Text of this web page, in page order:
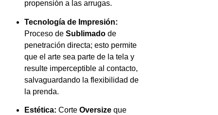
propensión a las arrugas.
Tecnología de Impresión:
Proceso de Sublimado de
penetración directa; esto permite
que el arte sea parte de la tela y
resulte imperceptible al contacto,
salvaguardando la flexibilidad de
la prenda.
Estética: Corte Oversize que